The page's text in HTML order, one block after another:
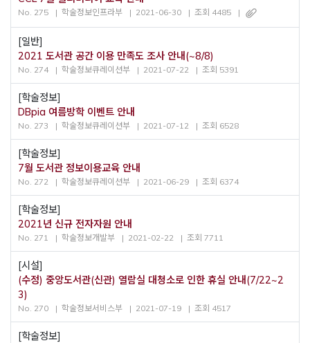
No. 275 학술정보인프라부 2021-06-30 조회 4485
[일반]
2021 도서관 공간 이용 만족도 조사 안내(~8/8)
No. 274 학술정보큐레이션부 2021-07-22 조회 5391
[학술정보]
DBpia 여름방학 이벤트 안내
No. 273 학술정보큐레이션부 2021-07-12 조회 6528
[학술정보]
7월 도서관 정보이용교육 안내
No. 272 학술정보큐레이션부 2021-06-29 조회 6374
[학술정보]
2021년 신규 전자자원 안내
No. 271 학술정보개발부 2021-02-22 조회 7711
[시설]
(수정) 중앙도서관(신관) 열람실 대청소로 인한 휴실 안내(7/22~2
3)
No. 270 학술정보서비스부 2021-07-19 조회 4517
[학술정보]